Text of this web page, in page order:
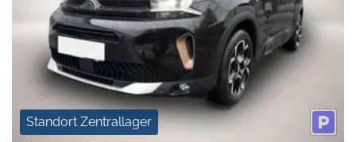
Standort Zentrallager